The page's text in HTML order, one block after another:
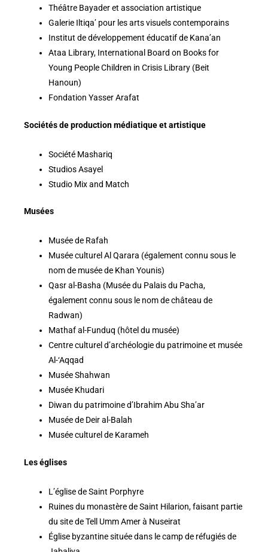
Théâtre Bayader et association artistique
Galerie Iltiqa’ pour les arts visuels contemporains
Institut de développement éducatif de Kana’an
Ataa Library, International Board on Books for
Young People Children in Crisis Library (Beit
Hanoun)
Fondation Yasser Arafat
Sociétés de production médiatique et artistique
Société Mashariq
Studios Asayel
Studio Mix and Match
Musées
Musée de Rafah
Musée culturel Al Qarara (également connu sous le
nom de musée de Khan Younis)
Qasr al-Basha (Musée du Palais du Pacha,
également connu sous le nom de château de
Radwan)
Mathaf al-Funduq (hôtel du musée)
Centre culturel d’archéologie du patrimoine et musée
Al-‘Aqqad
Musée Shahwan
Musée Khudari
Diwan du patrimoine d’Ibrahim Abu Sha’ar
Musée de Deir al-Balah
Musée culturel de Karameh
Les églises
L’église de Saint Porphyre
Ruines du monastère de Saint Hilarion, faisant partie
du site de Tell Umm Amer à Nuseirat
Église byzantine située dans le camp de réfugiés de